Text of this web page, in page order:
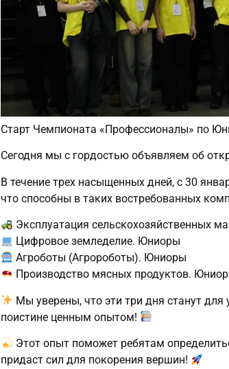
Старт Чемпионата «Профессионалы» по
Сегодня мы с гордостью объявляем об
В течение трех насыщенных дней, с 30
что способны в таких востребованных
Эксплуатация сельскохозяйственных
Цифровое земледелие. Юниоры
Агроботы (Агророботы). Юниоры
Производство мясных продуктов.
Мы уверены, что эти три дня станут
поистине ценным опытом!
Этот опыт поможет ребятам
придаст сил для покорения вершин!